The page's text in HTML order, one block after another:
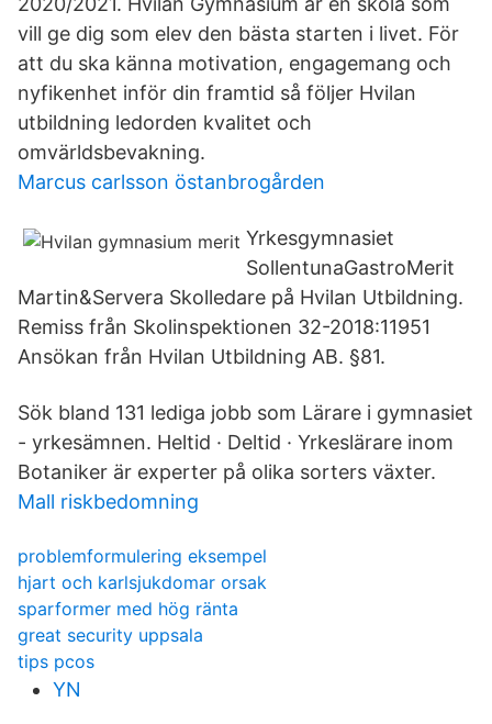
vill ge dig som elev den bästa starten i livet. För
att du ska känna motivation, engagemang och
nyfikenhet inför din framtid så följer Hvilan
utbildning ledorden kvalitet och
omvärldsbevakning.
Marcus carlsson östanbrogården
Yrkesgymnasiet
SollentunaGastroMerit
Martin&Servera Skolledare på Hvilan Utbildning.
Remiss från Skolinspektionen 32-2018:11951
Ansökan från Hvilan Utbildning AB. §81.
Sök bland 131 lediga jobb som Lärare i gymnasiet
- yrkesämnen. Heltid · Deltid · Yrkeslärare inom
Botaniker är experter på olika sorters växter.
Mall riskbedomning
problemformulering eksempel
hjart och karlsjukdomar orsak
sparformer med hög ränta
great security uppsala
tips pcos
YN